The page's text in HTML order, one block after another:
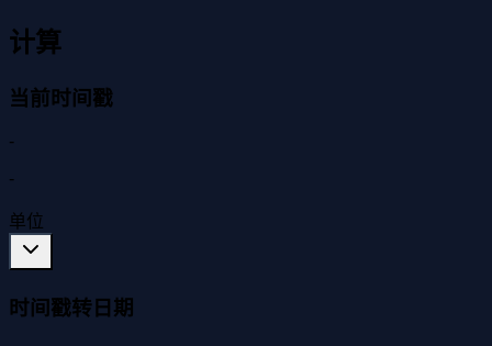
计算
当前时间戳
-
-
单位
时间戳转日期